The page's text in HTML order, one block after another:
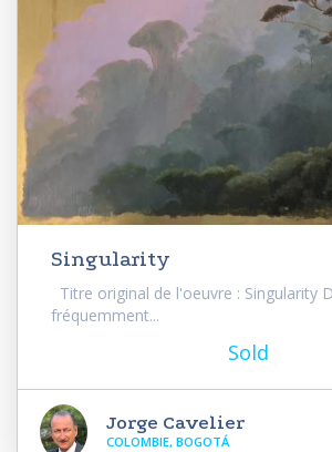
Singularity
Titre original de l'oeuvre : Singularity
fréquemment...
Sold
Jorge Cavelier
COLOMBIE, BOGOTÁ